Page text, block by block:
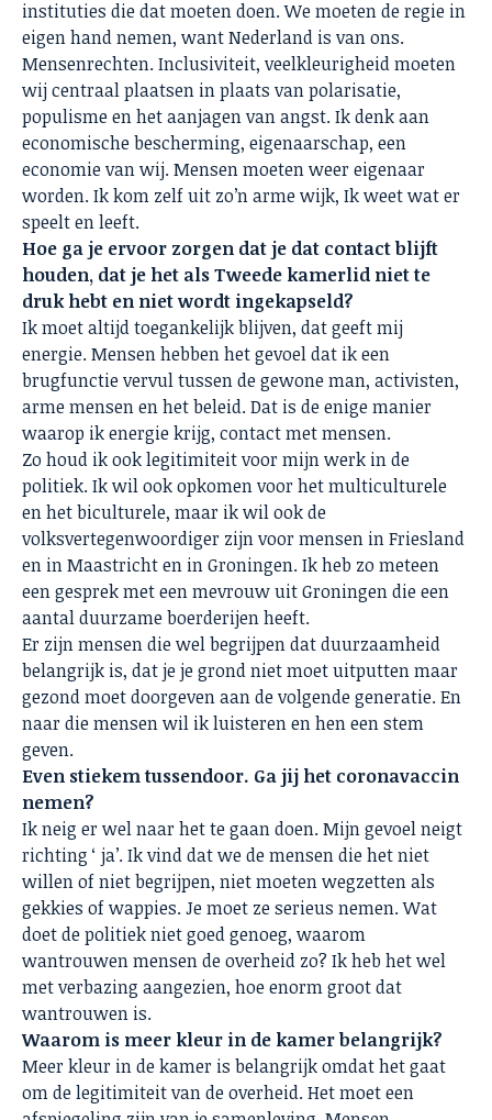
instituties die dat moeten doen. We moeten de regie in
eigen hand nemen, want Nederland is van ons.
Mensenrechten. Inclusiviteit, veelkleurigheid moeten
wij centraal plaatsen in plaats van polarisatie,
populisme en het aanjagen van angst. Ik denk aan
economische bescherming, eigenaarschap, een
economie van wij. Mensen moeten weer eigenaar
worden. Ik kom zelf uit zo’n arme wijk, Ik weet wat er
speelt en leeft.
Hoe ga je ervoor zorgen dat je dat contact blijft
houden, dat je het als Tweede kamerlid niet te
druk hebt en niet wordt ingekapseld?
Ik moet altijd toegankelijk blijven, dat geeft mij
energie. Mensen hebben het gevoel dat ik een
brugfunctie vervul tussen de gewone man, activisten,
arme mensen en het beleid. Dat is de enige manier
waarop ik energie krijg, contact met mensen.
Zo houd ik ook legitimiteit voor mijn werk in de
politiek. Ik wil ook opkomen voor het multiculturele
en het biculturele, maar ik wil ook de
volksvertegenwoordiger zijn voor mensen in Friesland
en in Maastricht en in Groningen. Ik heb zo meteen
een gesprek met een mevrouw uit Groningen die een
aantal duurzame boerderijen heeft.
Er zijn mensen die wel begrijpen dat duurzaamheid
belangrijk is, dat je je grond niet moet uitputten maar
gezond moet doorgeven aan de volgende generatie. En
naar die mensen wil ik luisteren en hen een stem
geven.
Even stiekem tussendoor. Ga jij het coronavaccin
nemen?
Ik neig er wel naar het te gaan doen. Mijn gevoel neigt
richting ‘ ja’. Ik vind dat we de mensen die het niet
willen of niet begrijpen, niet moeten wegzetten als
gekkies of wappies. Je moet ze serieus nemen. Wat
doet de politiek niet goed genoeg, waarom
wantrouwen mensen de overheid zo? Ik heb het wel
met verbazing aangezien, hoe enorm groot dat
wantrouwen is.
Waarom is meer kleur in de kamer belangrijk?
Meer kleur in de kamer is belangrijk omdat het gaat
om de legitimiteit van de overheid. Het moet een